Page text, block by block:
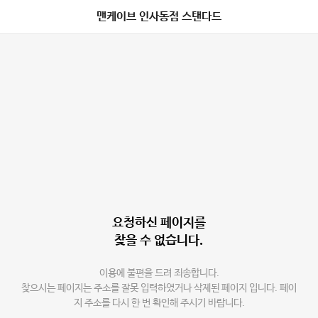
맨케이브 인사동점 스탠다드
요청하신 페이지를
찾을 수 없습니다.
이용에 불편을 드려 죄송합니다.
찾으시는 페이지는 주소를 잘못 입력하였거나 삭제된 페이지 입니다. 페이
지 주소를 다시 한 번 확인해 주시기 바랍니다.